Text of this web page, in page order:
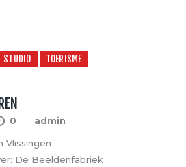
STUDIO
TOERISME
0 admin
Vlissingen
De Beeldenfabriek